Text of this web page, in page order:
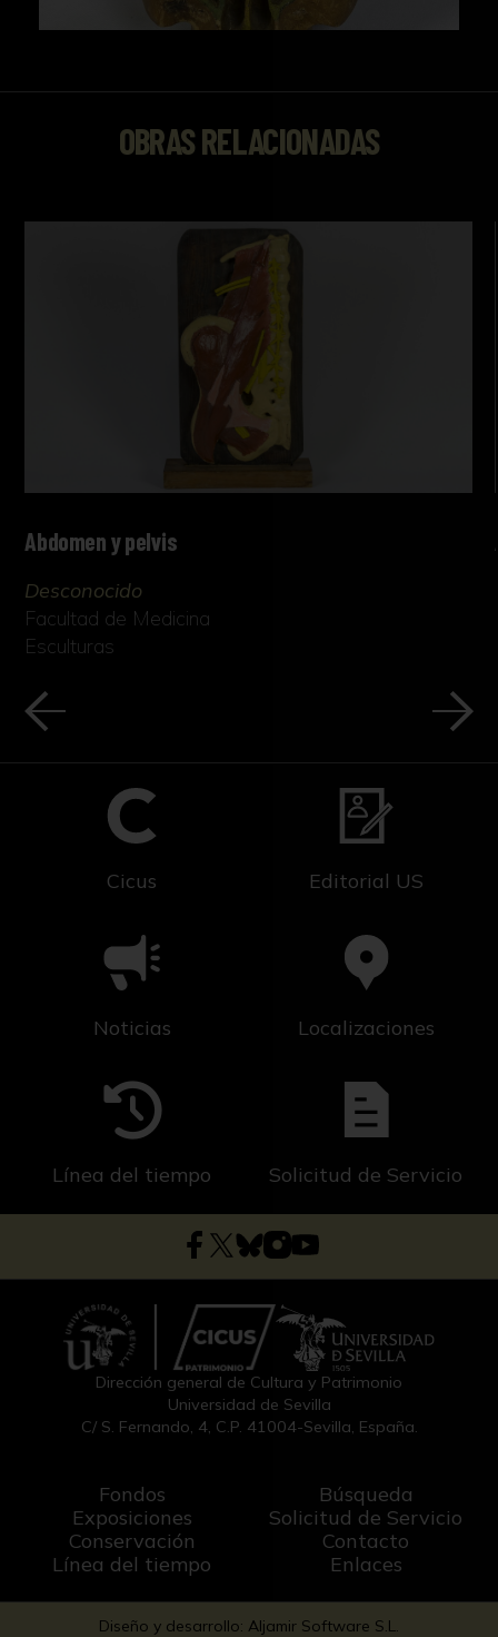
OBRAS RELACIONADAS
Abdomen y pelvis
Desconocido
Facultad de Medicina
Esculturas
Cicus Editorial US
Noticias Localizaciones
Línea del tiempo Solicitud de Servicio
Dirección general de Cultura y Patrimonio
Universidad de Sevilla
C/ S. Fernando, 4, C.P. 41004-Sevilla, España.
Fondos
Exposiciones
Conservación
Línea del tiempo
Búsqueda
Solicitud de Servicio
Contacto
Enlaces
Diseño y desarrollo: Aljamir Software S.L.